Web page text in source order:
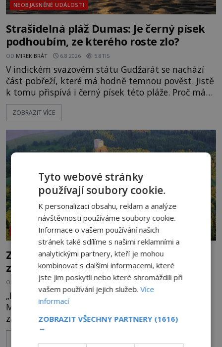
NEOBJASNĚNÉ UDÁLOSTI
Strašidelná pláž Dumas: Je černý písek
podhoubím, ze kterého roste zlo?
OD MIREK BRÁT 6.8.2026 5.8TIS
V indickém svazovém státu Gudžarát se nachází
část pobřeží, které má hodně temnou pověst. Jistě
k tomu přispívá i černý písek této pláže. Proč má
pláž takové netypické zbarvení? Nakolik jsou
pravdivé historky, že zde došlo k nevysvětlitelným
následovat. Vstupujeme na pláž Dumas ve městě
Surat. Gu
ZOBRAZIT VÍCE
NEOBJASNĚNÉ UDÁLOSTI
Zřícenina Trosky: Co je pravdy na
zvěstech o tajné chodbě?
OD MICHAELA HOLUBOVÁ 5.8.2026 3.4TIS
„Budeš se smažit v horoucích peklech!“ povykuje
Markéta na o dvě generace mladší Barboru. Ta jí
za chvíli slovní palbu opětuje. První je zarytá
katolička, druhá přesvědčená kališnice. A každá z
nich se usídlí na jedné z věží slavného hradu
Tyto webové stránky
používají soubory cookie.
K personalizaci obsahu, reklam a analýze
návštěvnosti používáme soubory cookie.
Informace o vašem používání našich
stránek také sdílíme s našimi reklamními a
analytickými partnery, kteří je mohou
kombinovat s dalšími informacemi, které
jste jim poskytli nebo které shromáždili při
vašem používání jejich služeb.Více
informací
ZOBRAZIT VŠECHNY PARTNERY (1616)
→